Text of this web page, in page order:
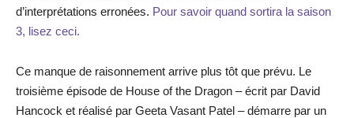
d’interprétations erronées. Pour savoir quand sortira la saison
3, lisez ceci.
Ce manque de raisonnement arrive plus tôt que prévu. Le
troisième épisode de House of the Dragon – écrit par David
Hancock et réalisé par Geeta Vasant Patel – démarre par un